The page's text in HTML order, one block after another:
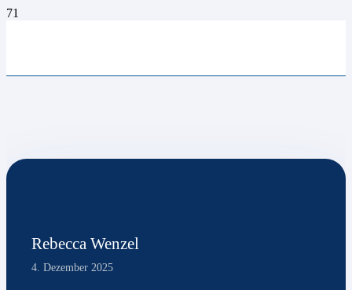
Rebecca Wenzel
4. Dezember 2025